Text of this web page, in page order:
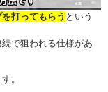
打ってもらう という
で狙われる仕様があ
。